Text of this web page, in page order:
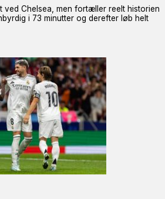
ved Chelsea, men fortæller reelt historien
i 73 minutter og derefter løb helt